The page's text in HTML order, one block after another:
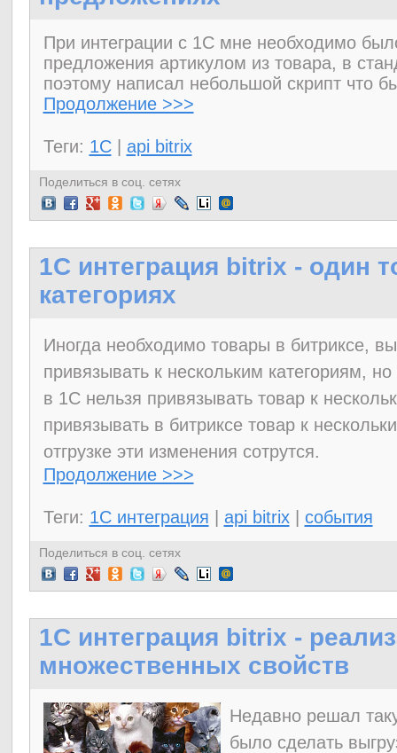
При интеграции с 1С мне необходимо
предложения артикулом из товара, в
поэтому написал небольшой скрипт что
Продолжение >>>
Теги: 1C| api bitrix
Поделиться в соц. сетях
1C интеграция bitrix - один
категориях
Иногда необходимо товары в битриксе,
привязывать к нескольким категориям,
в 1С нельзя привязывать товар к
привязывать в битриксе товар к
отгрузке эти изменения сотрутся.
Продолжение >>>
Теги: 1С интеграция api bitrix| события
Поделиться в соц. сетях
1C интеграция bitrix -
множественных свойств
Недавно решал
было сделать